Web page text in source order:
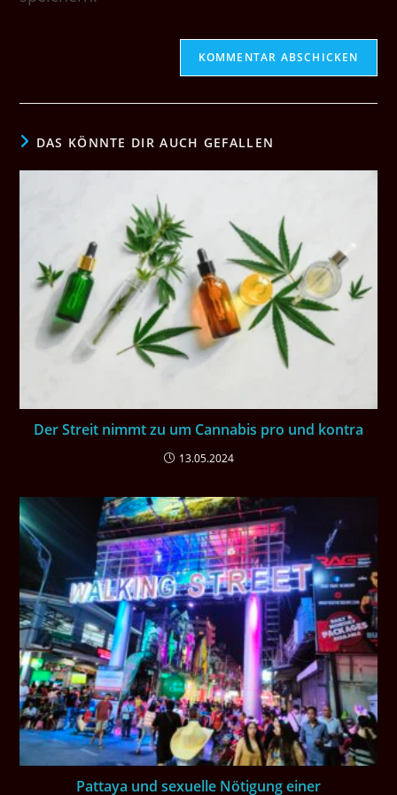
DAS KÖNNTE DIR AUCH GEFALLEN
Der Streit nimmt zu um Cannabis pro und kontra
13.05.2024
Pattaya und sexuelle Nötigung einer